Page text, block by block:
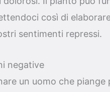
così di
sentimenti repressi.
negative
un uomo che piange